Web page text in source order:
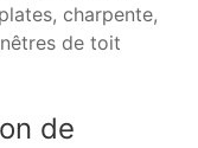
charpente,
de toit
de